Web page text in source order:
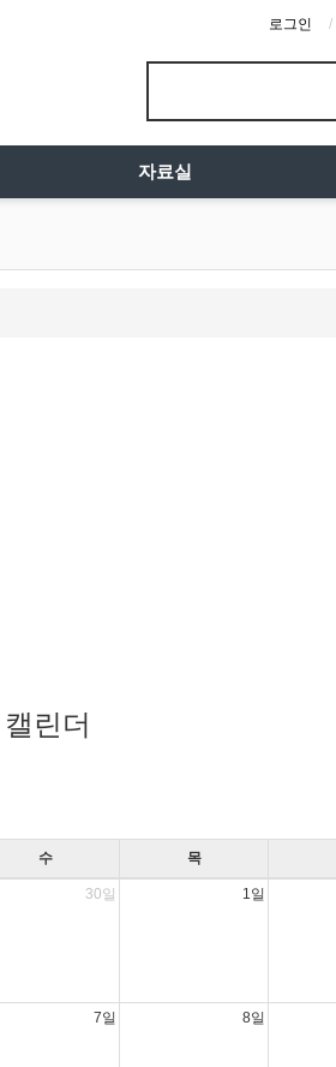
로그인
자료실
캘린더
수 목
30일 1일
7일 8일